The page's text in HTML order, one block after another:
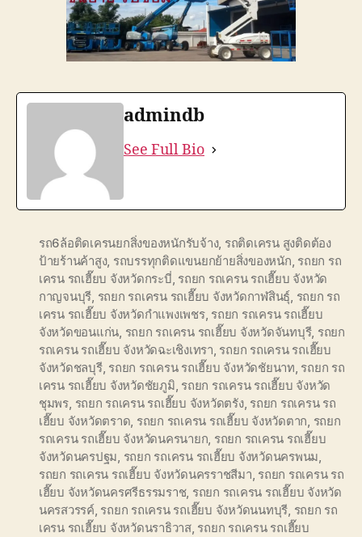
admindb
See Full Bio
รถ6ล้อติดเครนยกสิ่งของหนักรับจ้าง, รถติดเครน สูงติดต้อง
ป้ายร้านค้าสูง, รถบรรทุกติดแขนยกย้ายสิ่งของหนัก, รถยก รถ
เครน รถเฮี๊ยบ จังหวัดกระบี่, รถยก รถเครน รถเฮี๊ยบ จังหวัด
กาญจนบุรี, รถยก รถเครน รถเฮี๊ยบ จังหวัดกาฬสินธุ์, รถยก รถ
เครน รถเฮี๊ยบ จังหวัดกำแพงเพชร, รถยก รถเครน รถเฮี๊ยบ
จังหวัดขอนแก่น, รถยก รถเครน รถเฮี๊ยบ จังหวัดจันทบุรี, รถยก
รถเครน รถเฮี๊ยบ จังหวัดฉะเชิงเทรา, รถยก รถเครน รถเฮี๊ยบ
จังหวัดชลบุรี, รถยก รถเครน รถเฮี๊ยบ จังหวัดชัยนาท, รถยก รถ
เครน รถเฮี๊ยบ จังหวัดชัยภูมิ, รถยก รถเครน รถเฮี๊ยบ จังหวัด
ชุมพร, รถยก รถเครน รถเฮี๊ยบ จังหวัดตรัง, รถยก รถเครน รถ
เฮี๊ยบ จังหวัดตราด, รถยก รถเครน รถเฮี๊ยบ จังหวัดตาก, รถยก
รถเครน รถเฮี๊ยบ จังหวัดนครนายก, รถยก รถเครน รถเฮี๊ยบ
จังหวัดนครปฐม, รถยก รถเครน รถเฮี๊ยบ จังหวัดนครพนม,
รถยก รถเครน รถเฮี๊ยบ จังหวัดนครราชสีมา, รถยก รถเครน รถ
เฮี๊ยบ จังหวัดนครศรีธรรมราช, รถยก รถเครน รถเฮี๊ยบ จังหวัด
นครสวรรค์, รถยก รถเครน รถเฮี๊ยบ จังหวัดนนทบุรี, รถยก รถ
เครน รถเฮี๊ยบ จังหวัดนราธิวาส, รถยก รถเครน รถเฮี๊ยบ